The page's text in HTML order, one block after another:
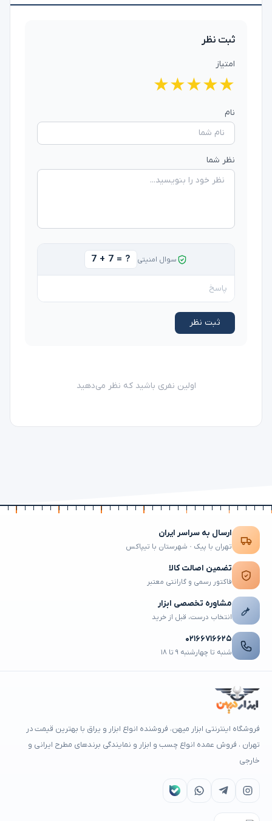
ثبت نظر
امتیاز
★
★
★
★
★
نام
نظر شما
سوال امنیتی 7 + 7 = ?
ثبت نظر
اولین نفری باشید که نظر می‌دهید
ارسال به سراسر ایران
تهران با پیک · شهرستان با تیپاکس
تضمین اصالت کالا
فاکتور رسمی و گارانتی معتبر
مشاوره تخصصی ابزار
انتخاب درست، قبل از خرید
۰۲۱۶۶۷۱۶۶۲۵
شنبه تا چهارشنبه ۹ تا ۱۸
فروشگاه اینترنتی ابزار میهن، فروشنده انواع ابزار و یراق با بهترین قیمت در
تهران ، فروش عمده انواع چسب و ابزار و نمایندگی برندهای مطرح ایرانی و
خارجی